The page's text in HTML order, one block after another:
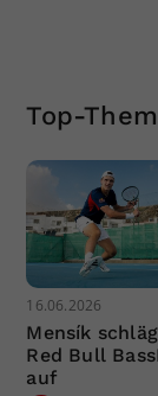
Top-
16.06.2026
Mensík
Red Bull
auf